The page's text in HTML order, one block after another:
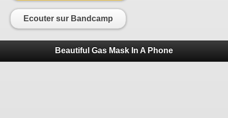
Ecouter sur Bandcamp
Beautiful Gas Mask In A Phone